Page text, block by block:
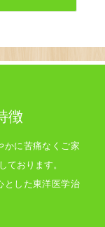
徴
かに苦痛なくご家
ております。
とした東洋医学治